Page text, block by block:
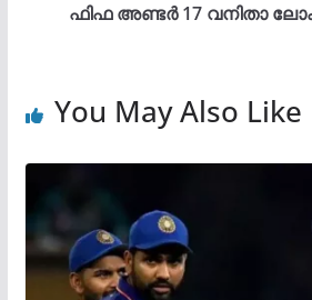
ഫിഫ അണ്ടർ 17 വനിതാ
You May Also Like